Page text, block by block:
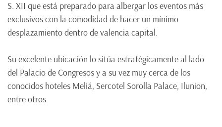
S. XII que está preparado para albergar los eventos más
exclusivos con la comodidad de hacer un mínimo
desplazamiento dentro de valencia capital.
Su excelente ubicación lo sitúa estratégicamente al lado
del Palacio de Congresos y a su vez muy cerca de los
conocidos hoteles Meliá, Sercotel Sorolla Palace, Ilunion,
entre otros.